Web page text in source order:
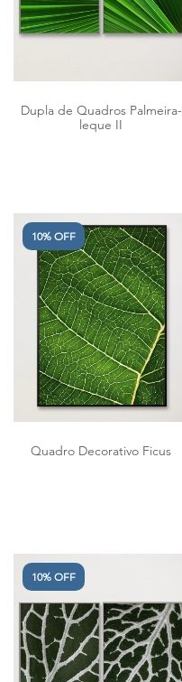
Dupla de Quadros Palmeira-
leque II
10% OFF
Quadro Decorativo Ficus
10% OFF